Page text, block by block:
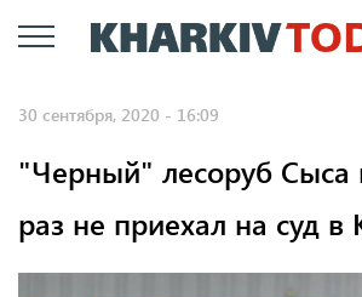
Перейти
к
30 сентября, 2020 - 16:09
"Черный" лесоруб Сыса
раз не приехал на суд в